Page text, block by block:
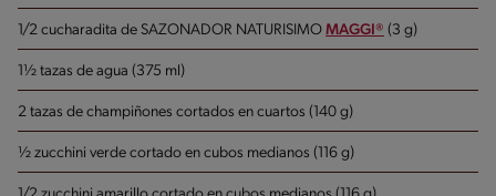
1/2 cucharadita de SAZONADOR NATURISIMO MAGGI® (3 g)
1½ tazas de agua (375 ml)
2 tazas de champiñones cortados en cuartos (140 g)
½ zucchini verde cortado en cubos medianos (116 g)